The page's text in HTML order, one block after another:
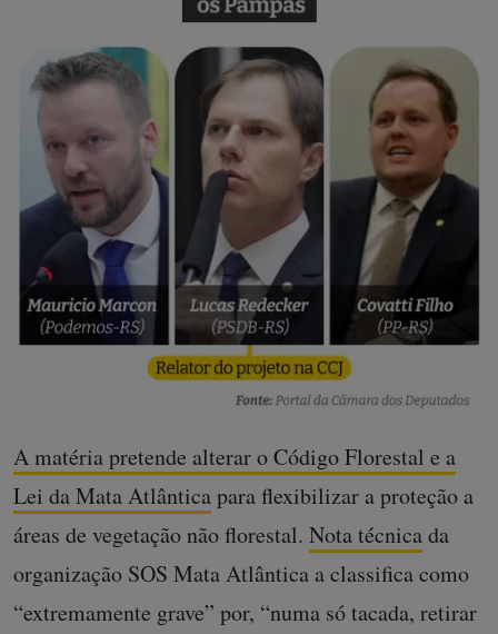
A matéria pretende alterar o Código Florestal e a
Lei da Mata Atlânticapara flexibilizar a proteção a
áreas de vegetação não florestal. Nota técnicada
organização SOS Mata Atlântica a classifica como
“extremamente grave” por, “numa só tacada, retirar